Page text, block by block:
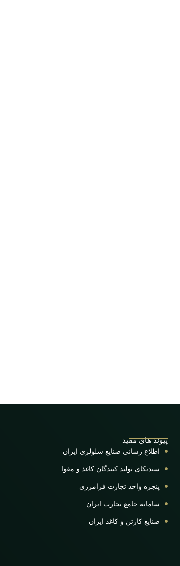
پیوند های مفید
اطلاع رسانی صنایع سلولزی ایران
سندیکای تولید کنندگان کاغذ و مقوا
پنجره واحد تجارت فرامرزی
سامانه جامع تجارت ایران
صنایع کارتن و کاغذ ایران